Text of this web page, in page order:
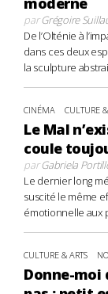
parGrégoire
De l’Olténie à
dans ces deux
la sculpture
CINÉMA CULTURE
Le Mal
coule
parGabriela
Le dernier long
suscité le même
émotionnelle aux
CULTURE & ARTS
Donne-moi